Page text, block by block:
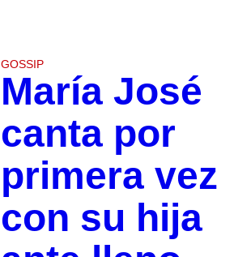
GOSSIP
María José
canta por
primera vez
con su hija